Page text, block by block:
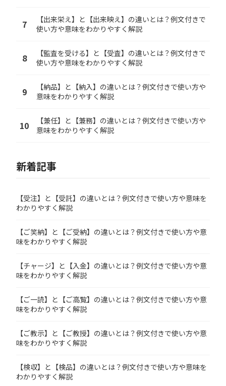
7
【出来栄え】と【出来映え】の違いとは？例文付きで
使い方や意味をわかりやすく解説
8
【監査を受ける】と【受査】の違いとは？例文付きで
使い方や意味をわかりやすく解説
9
【納品】と【納入】の違いとは？例文付きで使い方や
意味をわかりやすく解説
10
【兼任】と【兼務】の違いとは？例文付きで使い方や
意味をわかりやすく解説
新着記事
【受注】と【受託】の違いとは？例文付きで使い方や意味を
わかりやすく解説
【ご笑納】と【ご受納】の違いとは？例文付きで使い方や意
味をわかりやすく解説
【チャージ】と【入金】の違いとは？例文付きで使い方や意
味をわかりやすく解説
【ご一読】と【ご高覧】の違いとは？例文付きで使い方や意
味をわかりやすく解説
【ご教示】と【ご教授】の違いとは？例文付きで使い方や意
味をわかりやすく解説
【検収】と【検品】の違いとは？例文付きで使い方や意味を
わかりやすく解説